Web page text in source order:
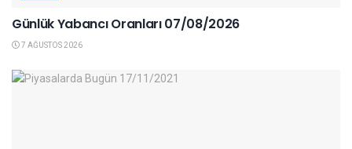
Günlük Yabancı Oranları 07/08/2026
7 AĞUSTOS 2026